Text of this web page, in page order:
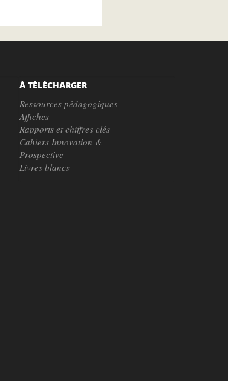
À TÉLÉCHARGER
Ressources pédagogiques
Affiches
Rapports et chiffres clés
Cahiers Innovation &
Prospective
Livres blancs